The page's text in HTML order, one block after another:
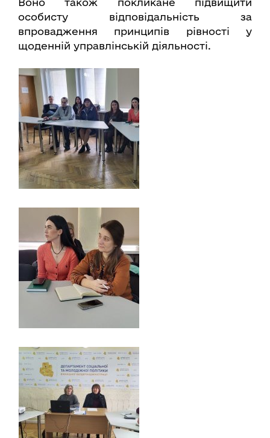
особисту відповідальність за
впровадження принципів рівності у
щоденній управлінській діяльності.